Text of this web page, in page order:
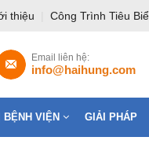
thiệu Công Trình Tiêu
Email liên hệ:
info@haihung.com
BỆNH VIỆN GIẢI PHÁP